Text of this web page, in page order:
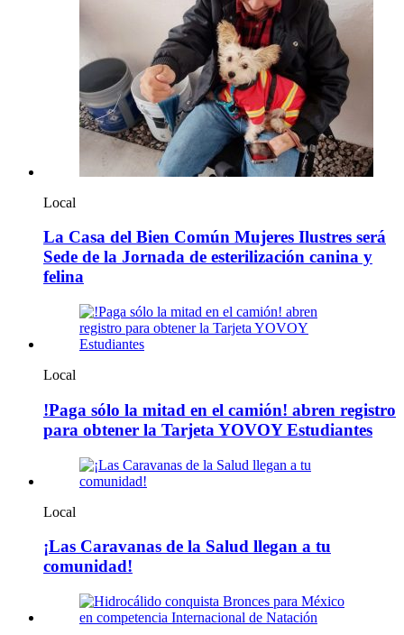
Local
La Casa del Bien Común Mujeres Ilustres será
Sede de la Jornada de esterilización canina y
felina
Local
!Paga sólo la mitad en el camión! abren registro
para obtener la Tarjeta YOVOY Estudiantes
Local
¡Las Caravanas de la Salud llegan a tu
comunidad!